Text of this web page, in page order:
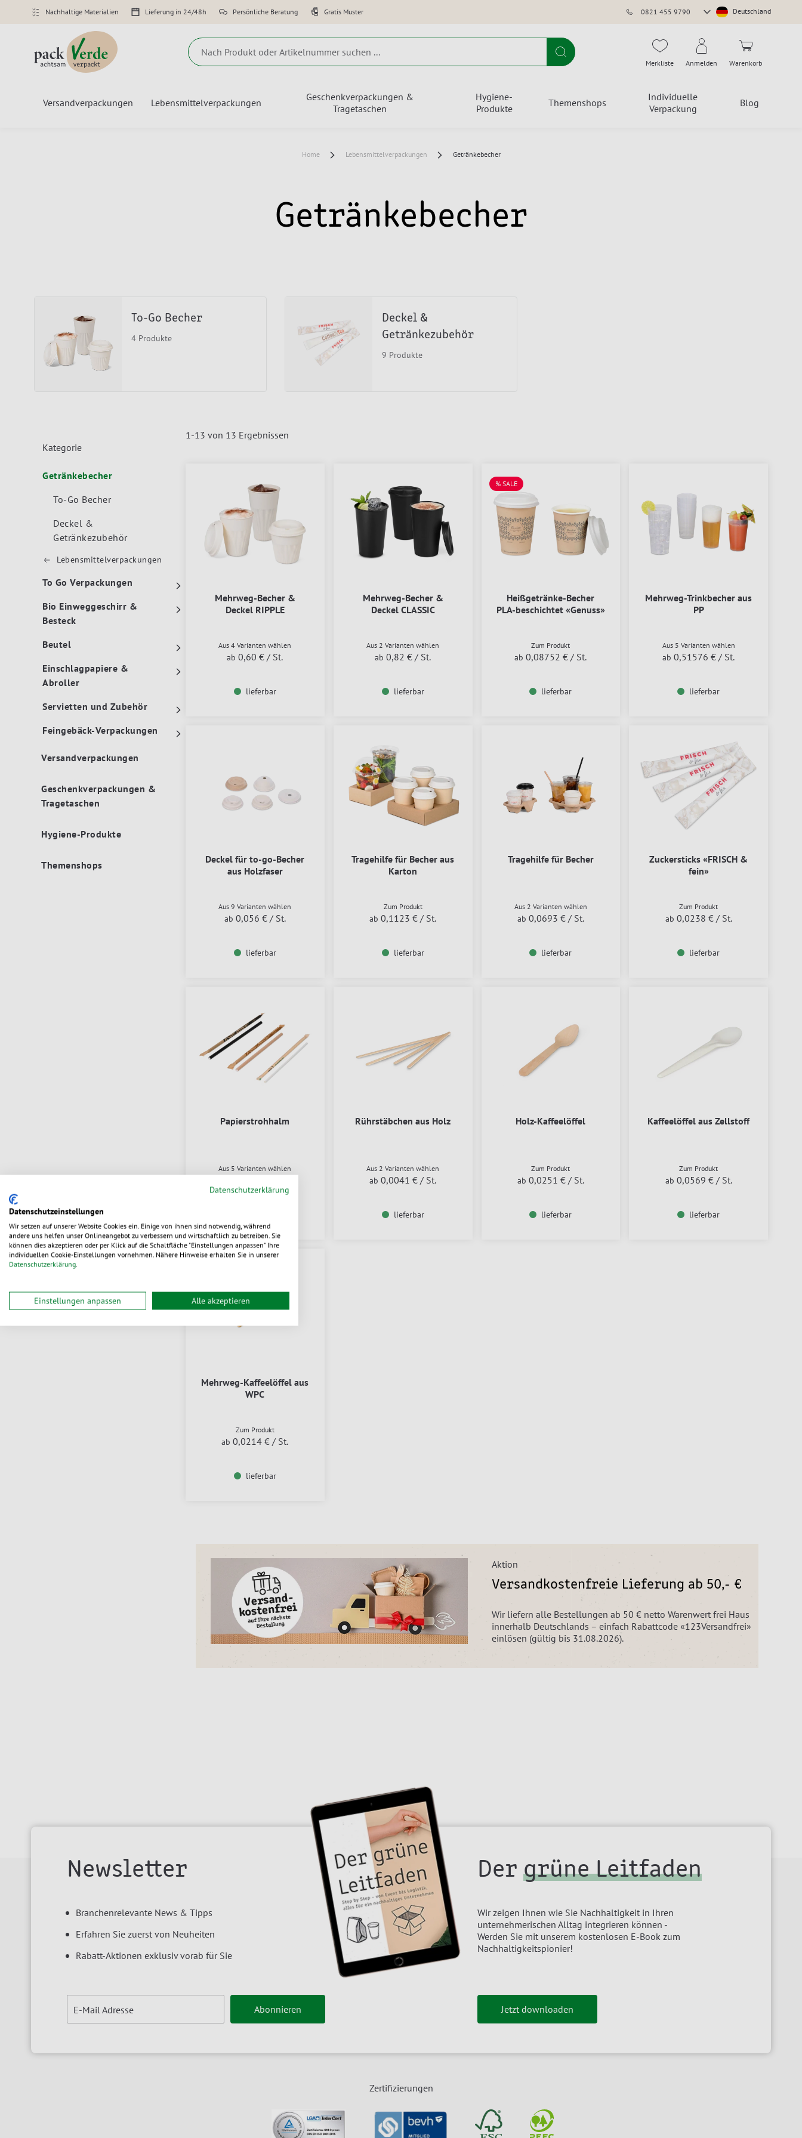
Nachhaltige Materialien Lieferung in 24/48h Persönliche Beratung Gratis Muster 0821 455 9790
Store
Deutschland
Suche Merkliste Anmelden Warenkorb
Versandverpackungen Lebensmittelverpackungen
Geschenkverpackungen &
Tragetaschen
Hygiene-
Produkte
Themenshops
Individuelle
Verpackung
Blog
Home Lebensmittelverpackungen Getränkebecher
Getränkebecher
To-Go Becher
4 Produkte
Deckel &
Getränkezubehör
9 Produkte
Kategorie
Lebensmittelverpackungen
To Go Verpackungen
Bio Einweggeschirr &
Besteck
Getränkebecher
To-Go Becher
Deckel &
Getränkezubehör
Beutel
Einschlagpapiere &
Abroller
Servietten und Zubehör
Feingebäck-Verpackungen
Versandverpackungen
Geschenkverpackungen &
Tragetaschen
Hygiene-Produkte
Themenshops
1-13 von 13 Ergebnissen
Mehrweg-Becher &
Deckel RIPPLE
Aus 4 Varianten wählen
ab 0,60 € / St.
lieferbar
Mehrweg-Becher &
Deckel CLASSIC
Aus 2 Varianten wählen
ab 0,82 € / St.
lieferbar
% SALE
Heißgetränke-Becher
PLA-beschichtet «Genuss»
Zum Produkt
ab 0,08752 € / St.
lieferbar
Mehrweg-Trinkbecher aus
PP
Aus 5 Varianten wählen
ab 0,51576 € / St.
lieferbar
Deckel für to-go-Becher
aus Holzfaser
Aus 9 Varianten wählen
ab 0,056 € / St.
lieferbar
Tragehilfe für Becher aus
Karton
Zum Produkt
ab 0,1123 € / St.
lieferbar
Tragehilfe für Becher
Aus 2 Varianten wählen
ab 0,0693 € / St.
lieferbar
Zuckersticks «FRISCH &
fein»
Zum Produkt
ab 0,0238 € / St.
lieferbar
Papierstrohhalm
Aus 5 Varianten wählen
Rührstäbchen aus Holz
Aus 2 Varianten wählen
ab 0,0041 € / St.
lieferbar
Holz-Kaffeelöffel
Zum Produkt
ab 0,0251 € / St.
lieferbar
Kaffeelöffel aus Zellstoff
Zum Produkt
ab 0,0569 € / St.
lieferbar
Mehrweg-Kaffeelöffel aus
WPC
Zum Produkt
ab 0,0214 € / St.
lieferbar
Aktion
Versandkostenfreie Lieferung ab 50,- €
Wir liefern alle Bestellungen ab 50 € netto Warenwert frei Haus
innerhalb Deutschlands – einfach Rabattcode «123Versandfrei»
einlösen (gültig bis 31.08.2026).
Newsletter
Branchenrelevante News & Tipps
Erfahren Sie zuerst von Neuheiten
Rabatt-Aktionen exklusiv vorab für Sie
E-Mail Adresse Abonnieren
Der grüne Leitfaden
Wir zeigen Ihnen wie Sie Nachhaltigkeit in Ihren
unternehmerischen Alltag integrieren können -
Werden Sie mit unserem kostenlosen E-Book zum
Nachhaltigkeitspionier!
Jetzt downloaden
Zertifizierungen
Datenschutzerklärung
Datenschutzeinstellungen
Wir setzen auf unserer Website Cookies ein. Einige von ihnen sind notwendig, während
andere uns helfen unser Onlineangebot zu verbessern und wirtschaftlich zu betreiben. Sie
können dies akzeptieren oder per Klick auf die Schaltfläche "Einstellungen anpassen" Ihre
individuellen Cookie-Einstellungen vornehmen. Nähere Hinweise erhalten Sie in unserer
Datenschutzerklärung.
Einstellungen anpassen Alle akzeptieren